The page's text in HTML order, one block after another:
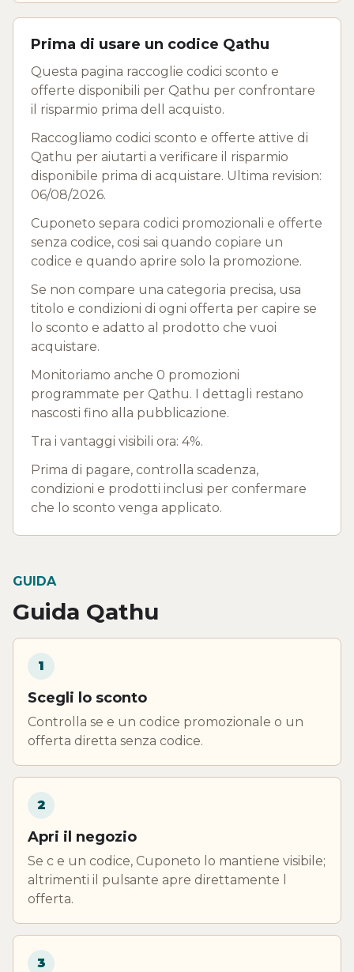
Prima di usare un codice Qathu
Questa pagina raccoglie codici sconto e
offerte disponibili per Qathu per confrontare
il risparmio prima dell acquisto.
Raccogliamo codici sconto e offerte attive di
Qathu per aiutarti a verificare il risparmio
disponibile prima di acquistare. Ultima revision:
06/08/2026.
Cuponeto separa codici promozionali e offerte
senza codice, cosi sai quando copiare un
codice e quando aprire solo la promozione.
Se non compare una categoria precisa, usa
titolo e condizioni di ogni offerta per capire se
lo sconto e adatto al prodotto che vuoi
acquistare.
Monitoriamo anche 0 promozioni
programmate per Qathu. I dettagli restano
nascosti fino alla pubblicazione.
Tra i vantaggi visibili ora: 4%.
Prima di pagare, controlla scadenza,
condizioni e prodotti inclusi per confermare
che lo sconto venga applicato.
GUIDA
Guida Qathu
1
Scegli lo sconto
Controlla se e un codice promozionale o un
offerta diretta senza codice.
2
Apri il negozio
Se c e un codice, Cuponeto lo mantiene visibile;
altrimenti il pulsante apre direttamente l
offerta.
3